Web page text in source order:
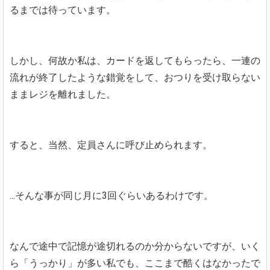
るまでは待っています。
しかし、何故か私は、カードを返してもらったら、一連の
流れが終了したような錯覚をして、おつりを受け取らない
ままレジを離れました。
すると、当然、定員さんに呼び止められます。
...そんな事が同じ月に3回ぐらいあるわけです。
なんで途中で記憶が途切れるのか分からないですが、いく
ら「うっかり」が多い私でも、ここまで酷くはなかったで